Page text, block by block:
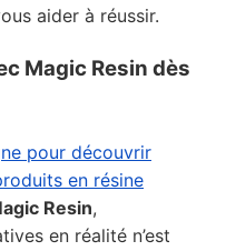
aider à réussir.
Magic Resin dès
pour découvrir
en résine
Resin,
en réalité n’est